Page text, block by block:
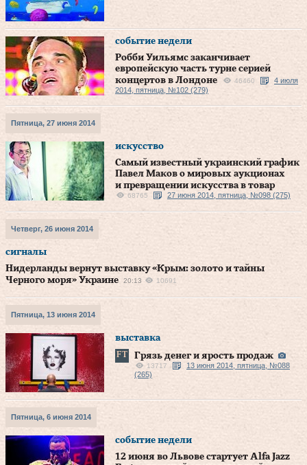
событие недели
Робби Уильямс заканчивает
европейскую часть турне серией
концертов в Лондоне
46460
4 июля
2014, пятница, №102 (279)
Пятница, 27 июня 2014
искусство
Самый известный украинский график
Павел Маков о мировых аукционах
и превращении искусства в товар
68765 27 июня 2014, пятница, №098 (275)
Четверг, 26 июня 2014
сигналы
Нидерланды вернут выставку «Крым: золото и тайны
Черного моря» Украине
20:13 10691
Пятница, 13 июня 2014
выставка
Грязь денег и ярость продаж
13717
13 июня 2014, пятница, №088
(265)
Пятница, 6 июня 2014
событие недели
12 июня во Львове стартует Alfa Jazz